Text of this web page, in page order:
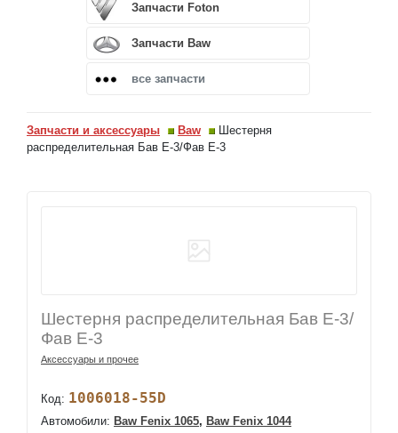
Запчасти Foton
Запчасти Baw
все запчасти
Запчасти и аксессуары Baw
Шестерня
распределительная Бав Е-3/Фав Е-3
Шестерня распределительная Бав Е-3/
Фав Е-3
Аксессуары и прочее
Код: 1006018-55D
Автомобили: Baw Fenix 1065, Baw Fenix 1044